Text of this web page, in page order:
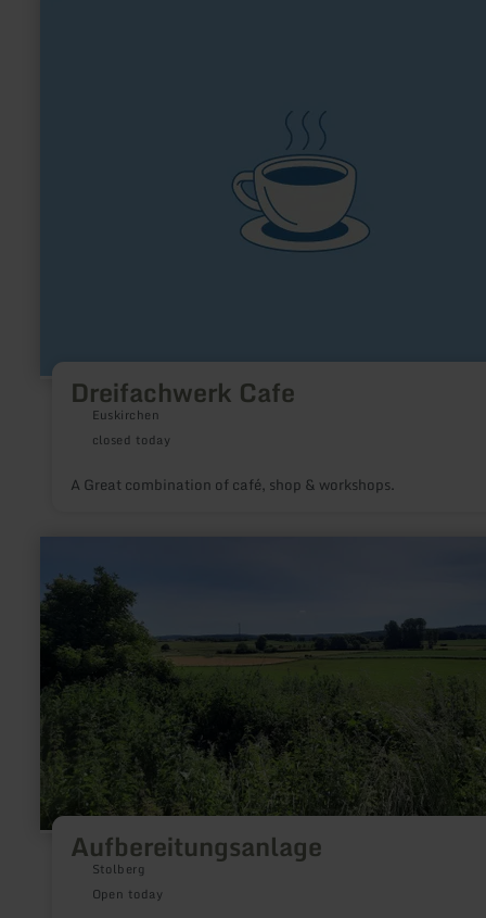
Dreifachwerk Cafe
Euskirchen
closed today
A Great combination of café, shop & workshops.
Aufbereitungsanlage
Stolberg
Open today
about:
Aufbereitungsanlage